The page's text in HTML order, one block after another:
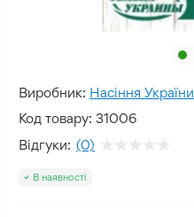
Виробник: Насіння України
Код товару: 31006
Відгуки: (0)
В наявності